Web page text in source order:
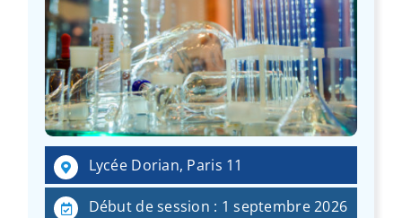
Lycée Dorian, Paris 11
Début de session : 1 septembre 2026